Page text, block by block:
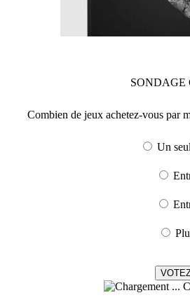
SONDAGE
Combien de jeux achetez-vous par
Un